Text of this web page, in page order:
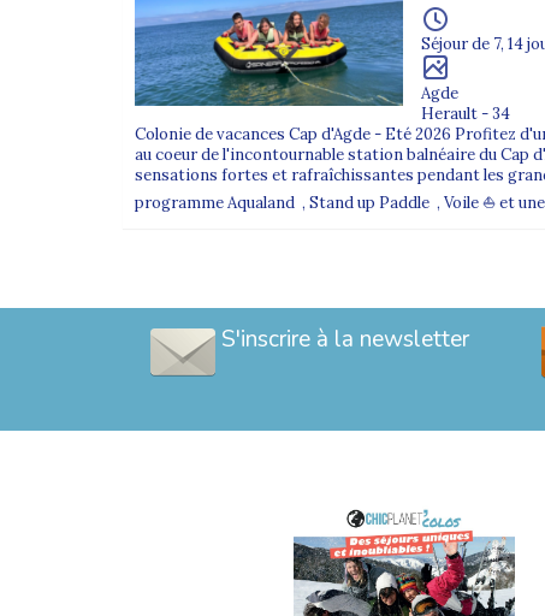
Séjour de 7, 14
Agde
Herault - 34
Colonie de vacances Cap d'Agde - Eté 2026 Profitez
au coeur de l'incontournable station balnéaire du Cap
sensations fortes et rafraîchissantes pendant les
programme Aqualand , Stand up Paddle , Voile ⛵ et
S'inscrire à la newsletter